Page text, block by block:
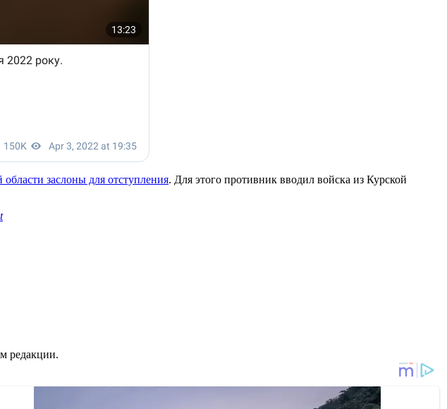
заслоны для отступления. Для этого противник вводил войска из Курской
редакции.